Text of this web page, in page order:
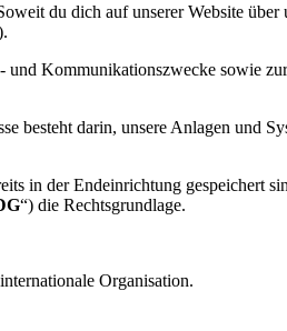
du dich auf unserer Website über
und Kommunikationszwecke sowie
besteht darin, unsere Anlagen und
in der Endeinrichtung gespeichert
“) die Rechtsgrundlage.
Organisation.